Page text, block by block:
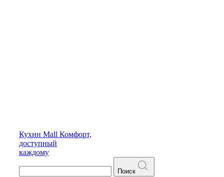
Кухни Mall Комфорт,
доступный
каждому
Поиск